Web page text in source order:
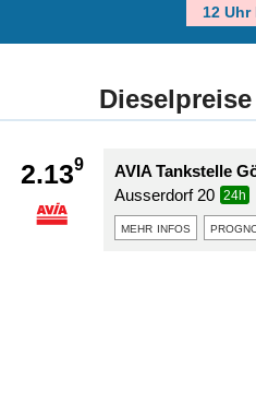
12 Uhr
2.139
AVIA Tankstelle
Ausserdorf 20
24h
mehr infos